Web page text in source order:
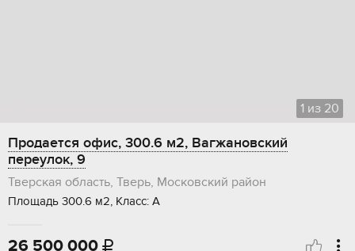
1 из 20
Продается офис, 300.6 м2, Вагжановский
переулок, 9
Тверская область, Тверь, Московский район
Площадь 300.6 м2, Класс: А
26 500 000 